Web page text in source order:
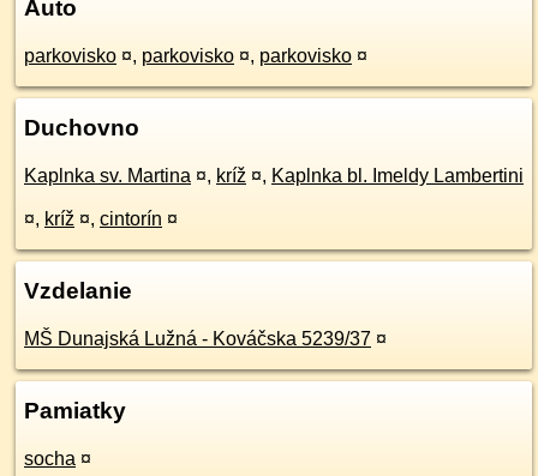
Auto
parkovisko ¤, parkovisko ¤, parkovisko ¤
Duchovno
Kaplnka sv. Martina ¤, kríž ¤, Kaplnka bl. Imeldy Lambertini
¤, kríž ¤, cintorín ¤
Vzdelanie
MŠ Dunajská Lužná - Kováčska 5239/37 ¤
Pamiatky
socha ¤